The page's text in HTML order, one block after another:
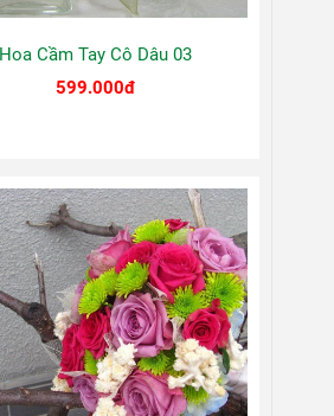
Hoa Cầm Tay Cô Dâu 03
599.000đ